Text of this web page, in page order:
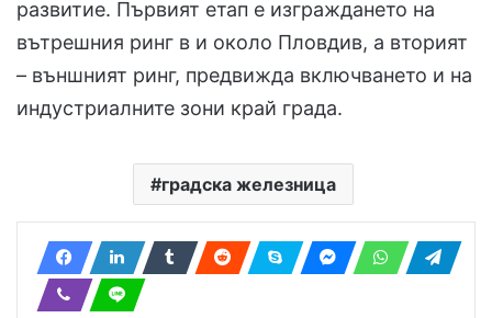
развитие. Първият етап е изграждането на
вътрешния ринг в и около Пловдив, а вторият
– външният ринг, предвижда включването и на
индустриалните зони край града.
градска железница